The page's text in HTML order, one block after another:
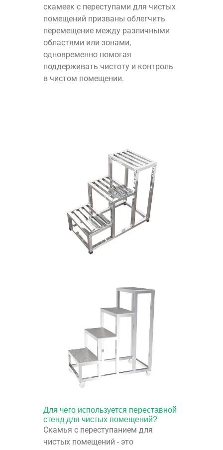
скамеек с переступами для чистых
помещений призваны облегчить
перемещение между различными
областями или зонами,
одновременно помогая
поддерживать чистоту и контроль
в чистом помещении.
Для чего используется переставной
стенд для чистых помещений?
Скамья с переступанием для
чистых помещений - это